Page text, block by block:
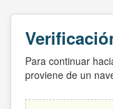
Para continuar
proviene de un